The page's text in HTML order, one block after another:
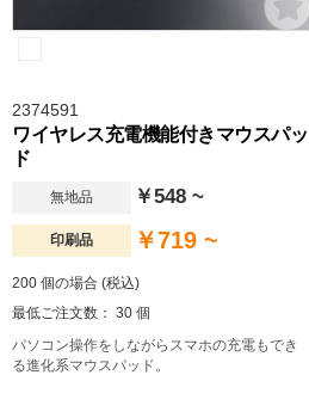
2374591
ワイヤレス充電機能付きマウスパッ
ド
無地品 ￥548 ~
印刷品 ￥719 ~
200 個の場合 (税込)
最低ご注文数： 30 個
パソコン操作をしながらスマホの充電もでき
る進化系マウスパッド。